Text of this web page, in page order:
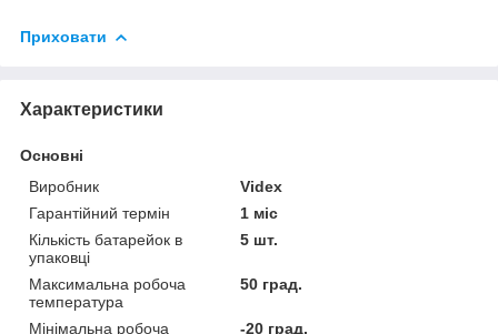
Приховати
Характеристики
Основні
Виробник
Videx
Гарантійний термін
1 міс
Кількість батарейок в
упаковці
5 шт.
Максимальна робоча
температура
50 град.
Мінімальна робоча
-20 град.